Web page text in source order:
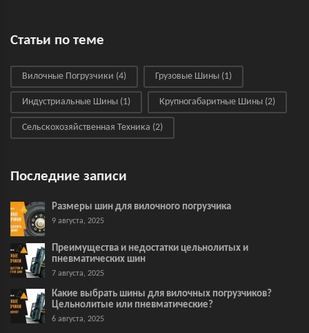
Статьи по теме
Вилочные Погрузчики (4) Грузовые Шины (1)
Индустриальные Шины (1) Крупногабаритные Шины (2)
Сельскохозяйственная Техника (2)
Последние записи
Размеры шин для вилочного погрузчика
9 августа, 2025
Преимущества и недостатки цельнолитых и
пневматических шин
7 августа, 2025
Какие выбрать шины для вилочных погрузчиков?
Цельнолитые или пневматические?
6 августа, 2025